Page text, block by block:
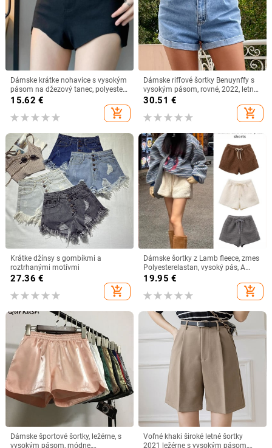
Dámske krátke nohavice s vysokým
pásom na džezový tanec, polyester
95%+, tenká látka, jar 2024
15.62 €
add_shopping_cart
Dámske rifľové šortky Benuynffy s
vysokým pásom, rovné, 2022, letné,
ležérne, streetwear, dámske, s
vreckami a rolovaným lemom
30.51 €
add_shopping_cart
Krátke džínsy s gombíkmi a
roztrhanými motívmi
27.36 €
add_shopping_cart
Dámske šortky z Lamb fleece, zmes
Polyesterelastan, vysoký pás, A
strih, 3/4 dĺžka
19.95 €
add_shopping_cart
Dámske športové šortky, ležérne, s
vysokým pásom, módne,
Voľné khaki široké letné šortky
2021 ležérne s vysokým pásom,